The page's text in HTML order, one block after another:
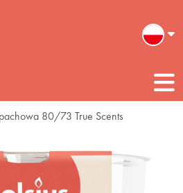
80/73 True Scents